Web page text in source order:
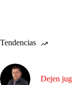
Tendencias
Dejen